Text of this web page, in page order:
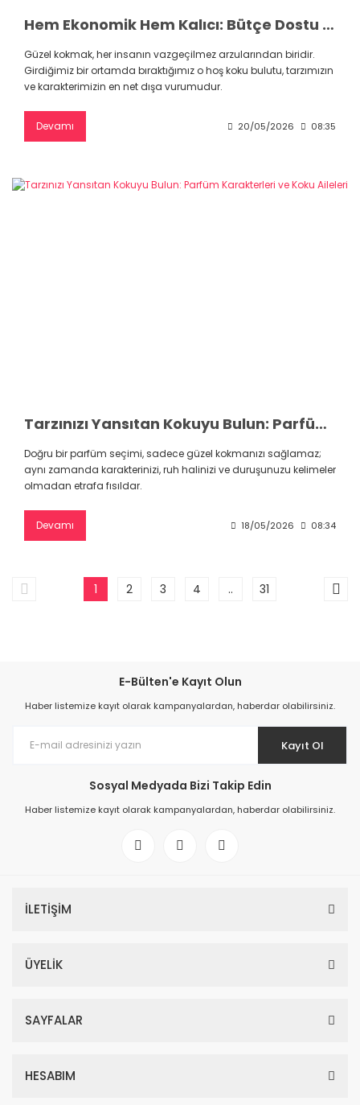
Hem Ekonomik Hem Kalıcı: Bütçe Dostu Orjinal Parfüm Rehberi
Güzel kokmak, her insanın vazgeçilmez arzularından biridir.
Girdiğimiz bir ortamda bıraktığımız o hoş koku bulutu, tarzımızın
ve karakterimizin en net dışa vurumudur.
Devamı 20/05/2026 08:35
Tarzınızı Yansıtan Kokuyu Bulun: Parfüm Karakterleri ve Koku Aileleri
Doğru bir parfüm seçimi, sadece güzel kokmanızı sağlamaz;
aynı zamanda karakterinizi, ruh halinizi ve duruşunuzu kelimeler
olmadan etrafa fısıldar.
Devamı 18/05/2026 08:34
1 2 3 4 .. 31
E-Bülten'e Kayıt Olun
Haber listemize kayıt olarak kampanyalardan, haberdar olabilirsiniz.
Kayıt Ol
Sosyal Medyada Bizi Takip Edin
Haber listemize kayıt olarak kampanyalardan, haberdar olabilirsiniz.
İLETİŞİM
ÜYELİK
SAYFALAR
HESABIM